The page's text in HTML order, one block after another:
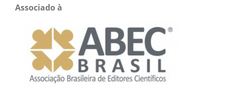
Associado à